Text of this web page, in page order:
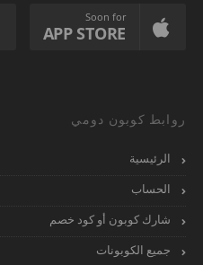
Soon for
APP STORE
روابط كوبون دومي
الرئيسية
الحساب
شارك كوبون أو كود خصم
جميع الكوبونات